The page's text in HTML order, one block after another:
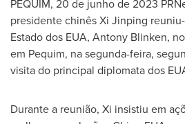
PEQUIM, 20 de junho de 2023
presidente chinês Xi Jinping
Estado dos EUA, Antony Blinken,
em Pequim, na segunda-feira,
visita do principal diplomata dos
Durante a reunião, Xi insistiu em